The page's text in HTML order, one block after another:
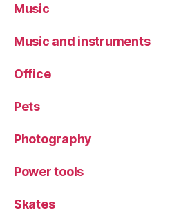
Music
Music and instruments
Office
Pets
Photography
Power tools
Skates